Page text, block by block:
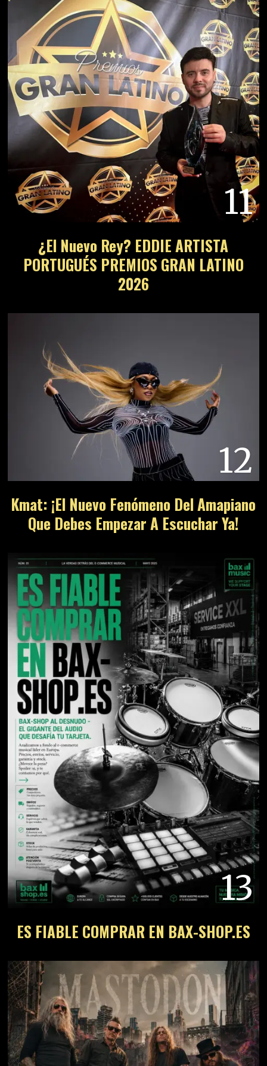
11
¿El Nuevo Rey? EDDIE ARTISTA
PORTUGUÉS PREMIOS GRAN LATINO
2026
12
Kmat: ¡El Nuevo Fenómeno Del Amapiano
Que Debes Empezar A Escuchar Ya!
13
ES FIABLE COMPRAR EN BAX-SHOP.ES